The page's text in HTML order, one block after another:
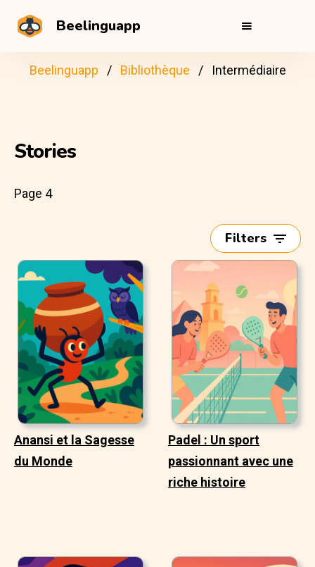
Beelinguapp
Beelinguapp Bibliothèque Intermédiaire
Stories
Page 4
Filters
Anansi et la Sagesse
du Monde
Padel : Un sport
passionnant avec une
riche histoire